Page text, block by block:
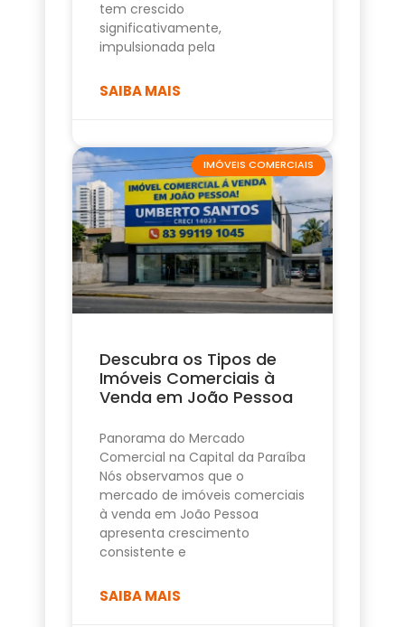
tem crescido
significativamente,
impulsionada pela
SAIBA MAIS
IMÓVEIS COMERCIAIS
Descubra os Tipos de
Imóveis Comerciais à
Venda em João Pessoa
Panorama do Mercado
Comercial na Capital da Paraíba
Nós observamos que o
mercado de imóveis comerciais
à venda em João Pessoa
apresenta crescimento
consistente e
SAIBA MAIS